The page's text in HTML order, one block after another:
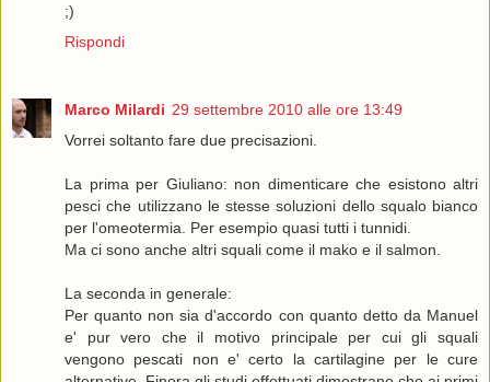
;)
Rispondi
Marco Milardi 29 settembre 2010 alle ore 13:49
Vorrei soltanto fare due precisazioni.
La prima per Giuliano: non dimenticare che esistono altri
pesci che utilizzano le stesse soluzioni dello squalo bianco
per l'omeotermia. Per esempio quasi tutti i tunnidi.
Ma ci sono anche altri squali come il mako e il salmon.
La seconda in generale:
Per quanto non sia d'accordo con quanto detto da Manuel
e' pur vero che il motivo principale per cui gli squali
vengono pescati non e' certo la cartilagine per le cure